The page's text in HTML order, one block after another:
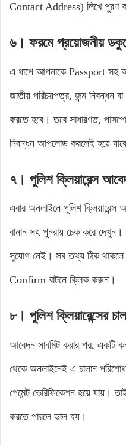
Contact Address) লিখে পুরণ
৬। ফরমে প্রয়োজনীয়
এ ধাপে আপনাকে Passport সহ
জাতীয় পরিচয়পত্র, জন্ম নিবন্ধন
করতে হবে। তবে সাধারণত,
নিবন্ধন আপলোড করলেই হয়ে
৭। পুলিশ ক্লিয়ারেন্স
এবার অনলাইনে পুলিশ
বানান সহ পুনরায় চেক করে
সুযোগ নেই। সব তথ্য ঠিক
Confirm বাটনে ক্লিক করুন।
৮। পুলিশ ক্লিয়ারেন্সের
আবেদন সাবমিট করার পর, একটি
থেকে অনলাইনেই এ চালান
পেমেন্ট ভেরিফিকেশন হয়ে যায়।
করতে পারলে ভাল হয়।